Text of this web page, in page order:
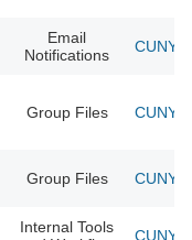
Email
Notifications
CUNY
Group Files CUNY
Group Files CUNY
Internal Tools
CUNY